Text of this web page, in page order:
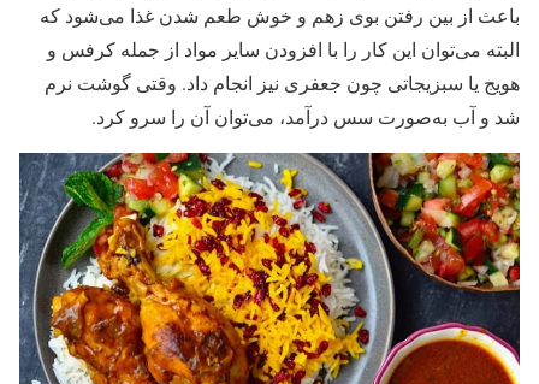
باعث از بین رفتن بوی زهم و خوش طعم شدن غذا می‌شود که
البته می‌توان این کار را با افزودن سایر مواد از جمله کرفس و
هویج یا سبزیجاتی چون جعفری نیز انجام داد. وقتی گوشت نرم
شد و آب به‌صورت سس درآمد، می‌توان آن را سرو کرد.